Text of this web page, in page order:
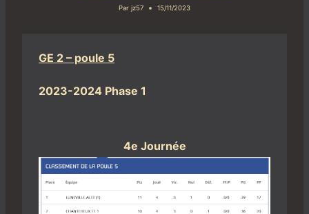
Par jz57 15/11/2023
GE 2 – poule 5
2023-2024 Phase 1
4e Journée